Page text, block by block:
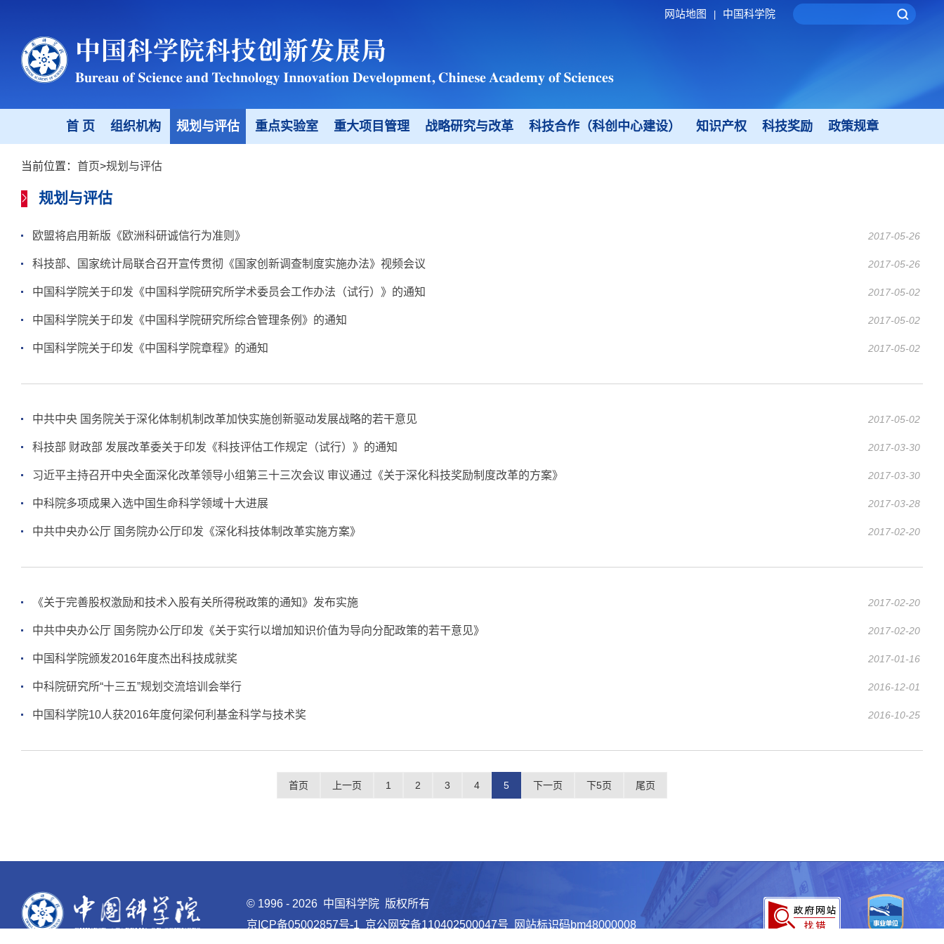
网站地图 中国科学院
首 页 组织机构 规划与评估 重点实验室 重大项目管理 战略研究与改革 科技合作（科创中心建设） 知识产权 科技奖励 政策规章
当前位置： 首页>规划与评估
规划与评估
欧盟将启用新版《欧洲科研诚信行为准则》 2017-05-26
科技部、国家统计局联合召开宣传贯彻《国家创新调查制度实施办法》视频会议 2017-05-26
中国科学院关于印发《中国科学院研究所学术委员会工作办法（试行）》的通知 2017-05-02
中国科学院关于印发《中国科学院研究所综合管理条例》的通知 2017-05-02
中国科学院关于印发《中国科学院章程》的通知 2017-05-02
中共中央 国务院关于深化体制机制改革加快实施创新驱动发展战略的若干意见 2017-05-02
科技部 财政部 发展改革委关于印发《科技评估工作规定（试行）》的通知 2017-03-30
习近平主持召开中央全面深化改革领导小组第三十三次会议 审议通过《关于深化科技奖励制度改革的方案》 2017-03-30
中科院多项成果入选中国生命科学领域十大进展 2017-03-28
中共中央办公厅 国务院办公厅印发《深化科技体制改革实施方案》 2017-02-20
《关于完善股权激励和技术入股有关所得税政策的通知》发布实施 2017-02-20
中共中央办公厅 国务院办公厅印发《关于实行以增加知识价值为导向分配政策的若干意见》 2017-02-20
中国科学院颁发2016年度杰出科技成就奖 2017-01-16
中科院研究所“十三五”规划交流培训会举行 2016-12-01
中国科学院10人获2016年度何梁何利基金科学与技术奖 2016-10-25
首页 上一页 1 2 3 4 5 下一页 下5页 尾页
© 1996 - 2026 中国科学院 版权所有
京ICP备05002857号-1 京公网安备110402500047号 网站标识码bm48000008